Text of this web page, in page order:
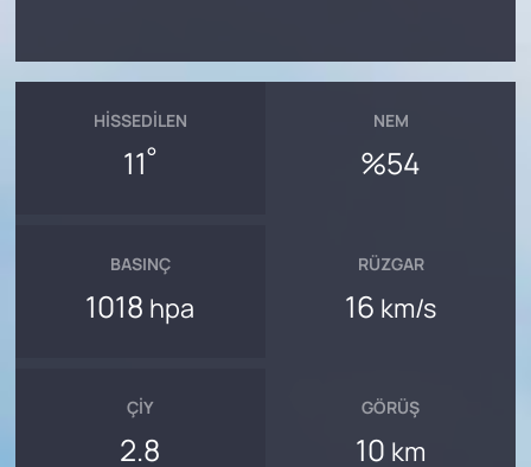
HISSEDILEN
11°
NEM
%54
BASINÇ
1018 hpa
RÜZGAR
16 km/s
ÇIY
2.8
GÖRÜŞ
10 km